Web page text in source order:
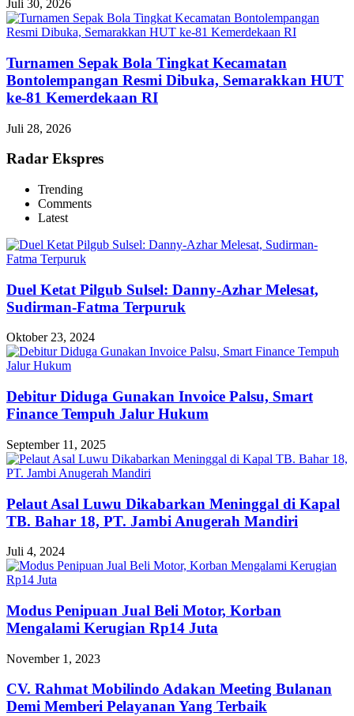
Juli 30, 2026
Turnamen Sepak Bola Tingkat Kecamatan
Bontolempangan Resmi Dibuka, Semarakkan HUT
ke-81 Kemerdekaan RI
Juli 28, 2026
Radar Ekspres
Trending
Comments
Latest
Duel Ketat Pilgub Sulsel: Danny-Azhar Melesat,
Sudirman-Fatma Terpuruk
Oktober 23, 2024
Debitur Diduga Gunakan Invoice Palsu, Smart
Finance Tempuh Jalur Hukum
September 11, 2025
Pelaut Asal Luwu Dikabarkan Meninggal di Kapal
TB. Bahar 18, PT. Jambi Anugerah Mandiri
Juli 4, 2024
Modus Penipuan Jual Beli Motor, Korban
Mengalami Kerugian Rp14 Juta
November 1, 2023
CV. Rahmat Mobilindo Adakan Meeting Bulanan
Demi Memberi Pelayanan Yang Terbaik